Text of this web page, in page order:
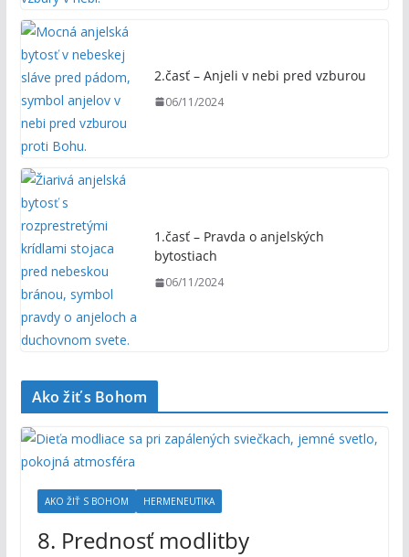
2.časť – Anjeli v nebi pred vzburou
06/11/2024
1.časť – Pravda o anjelských
bytostiach
06/11/2024
Ako žiť s Bohom
AKO ŽIŤ S BOHOM HERMENEUTIKA
8. Prednosť modlitby